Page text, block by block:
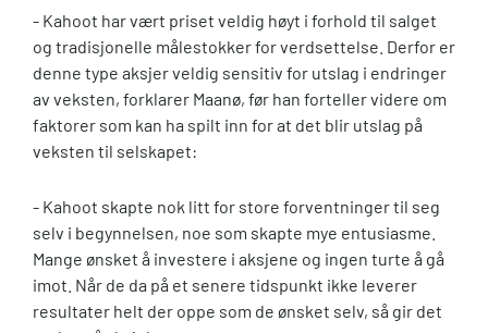
- Kahoot har vært priset veldig høyt i forhold til salget
og tradisjonelle målestokker for verdsettelse. Derfor er
denne type aksjer veldig sensitiv for utslag i endringer
av veksten, forklarer Maanø, før han forteller videre om
faktorer som kan ha spilt inn for at det blir utslag på
veksten til selskapet:
- Kahoot skapte nok litt for store forventninger til seg
selv i begynnelsen, noe som skapte mye entusiasme.
Mange ønsket å investere i aksjene og ingen turte å gå
imot. Når de da på et senere tidspunkt ikke leverer
resultater helt der oppe som de ønsket selv, så gir det